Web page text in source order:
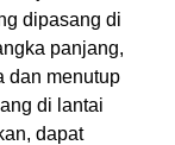
dipasang di
panjang,
dan menutup
di lantai
dapat